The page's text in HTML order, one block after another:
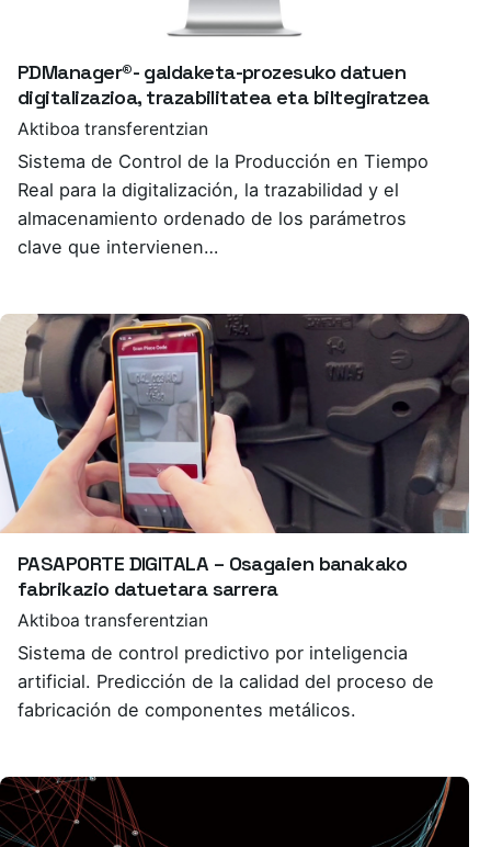
PDManager®- galdaketa-prozesuko datuen
digitalizazioa, trazabilitatea eta biltegiratzea
Aktiboa transferentzian
Sistema de Control de la Producción en Tiempo
Real para la digitalización, la trazabilidad y el
almacenamiento ordenado de los parámetros
clave que intervienen…
PASAPORTE DIGITALA – Osagaien banakako
fabrikazio datuetara sarrera
Aktiboa transferentzian
Sistema de control predictivo por inteligencia
artificial. Predicción de la calidad del proceso de
fabricación de componentes metálicos.